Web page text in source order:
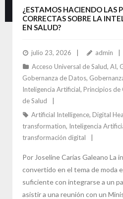
¿ESTAMOS HACIENDO LAS
CORRECTAS SOBRE LA
EN SALUD?
julio 23, 2026
admin
Acceso Universal de Salud, AI,
Gobernanza de Datos,
Inteligencia Artificial, Principios de
de Salud
Artificial Intelligence, Digital
transformation, Inteligencia
transformación digital
Por Joseline Carías Galeano La
convertido en el tema de moda
suficiente con integrarse a un
asistir a una reunión con un